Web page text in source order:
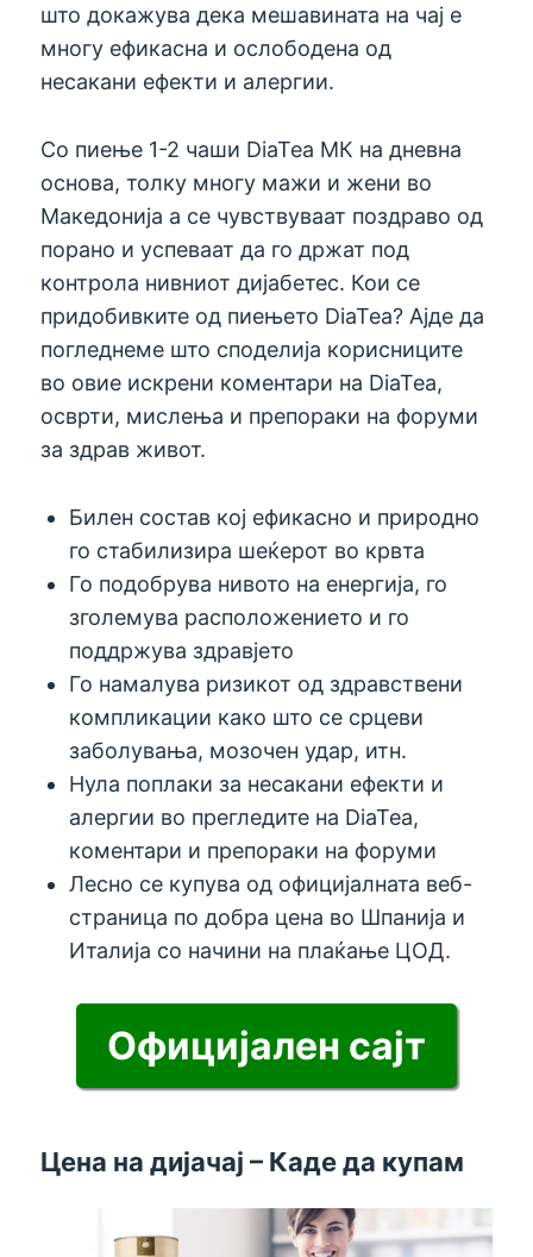
што докажува дека мешавината на чај е
многу ефикасна и ослободена од
несакани ефекти и алергии.
Со пиење 1-2 чаши DiaTea МК на дневна
основа, толку многу мажи и жени во
Македониja а се чувствуваат поздраво од
порано и успеваат да го држат под
контрола нивниот дијабетес. Кои се
придобивките од пиењето DiaTea? Ајде да
погледнеме што споделија корисниците
во овие искрени коментари на DiaTea,
осврти, мислења и препораки на форуми
за здрав живот.
Билен состав кој ефикасно и природно
го стабилизира шеќерот во крвта
Го подобрува нивото на енергија, го
зголемува расположението и го
поддржува здравјето
Го намалува ризикот од здравствени
компликации како што се срцеви
заболувања, мозочен удар, итн.
Нула поплаки за несакани ефекти и
алергии во прегледите на DiaTea,
коментари и препораки на форуми
Лесно се купува од официјалната веб-
страница по добра цена во Шпанија и
Италија со начини на плаќање ЦОД.
Официјален сајт
Цена на дијачај – Каде да купам